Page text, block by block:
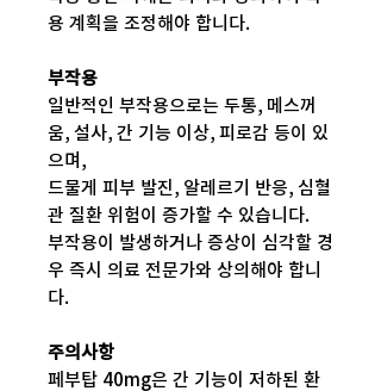
용 계획을 조정해야 합니다.
부작용
일반적인 부작용으로는 두통, 메스꺼
움, 설사, 간 기능 이상, 피로감 등이 있
으며,
드물게 피부 발진, 알레르기 반응, 심혈
관 질환 위험이 증가할 수 있습니다.
부작용이 발생하거나 증상이 심각할 경
우 즉시 의료 전문가와 상의해야 합니
다.
주의사항
페부탑 40mg은 간 기능이 저하된 환